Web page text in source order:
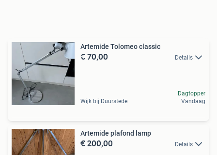
Artemide Tolomeo classic
€ 70,00 Details
Wijk bij Duurstede
Dagtopper
Vandaag
Artemide plafond lamp
€ 200,00 Details